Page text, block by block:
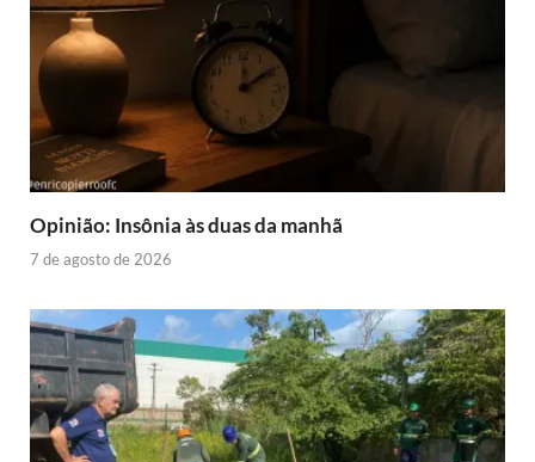
Opinião: Insônia às duas da manhã
7 de agosto de 2026